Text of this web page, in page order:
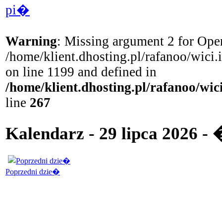
pi�
Warning: Missing argument 2 for
/home/klient.dhosting.pl/rafanoo/
on line 1199 and defined in
/home/klient.dhosting.pl/rafanoo/
line 267
Kalendarz - 29 lipca 2026 -
Poprzedni dzie�